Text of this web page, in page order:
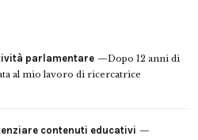
parlamentare
Dopo 12 anni di
al mio lavoro di ricercatrice
contenuti educativi